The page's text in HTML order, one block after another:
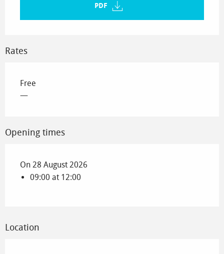
PDF
Rates
Free
—
Opening times
On 28 August 2026
09:00 at 12:00
Location